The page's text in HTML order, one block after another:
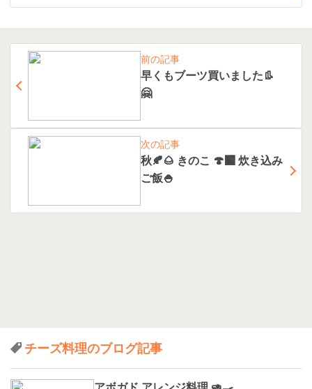
前の記事
早くもブーツ買いました👢
🤗
次の記事
秋🍂🌰 きのこ 🍄‍🟫 炊き込み
ご飯🍚
チーズ料理のブログ記事